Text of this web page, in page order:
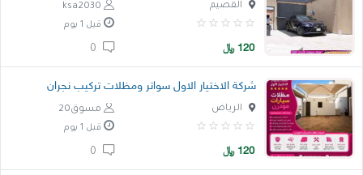
القصيم
قبل 1 يوم
120 ﷼
شركة الاختيار الاول سواتر ومظلات تركيب نجران
مسوق20 الرياض
قبل 1 يوم
120 ﷼